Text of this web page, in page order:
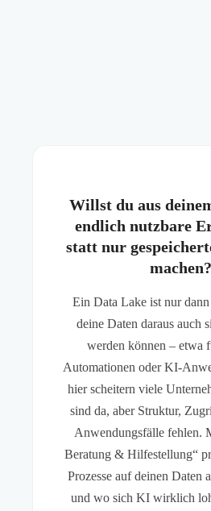
Willst du aus
endlich nutzbare
statt nur
machen?
Ein Data Lake ist nur
deine Daten daraus auch
werden können – etwa
Automationen oder KI-
hier scheitern viele
sind da, aber Struktur,
Anwendungsfälle fehlen.
Beratung & Hilfestellung“
Prozesse auf deinen Daten
und wo sich KI wirklich